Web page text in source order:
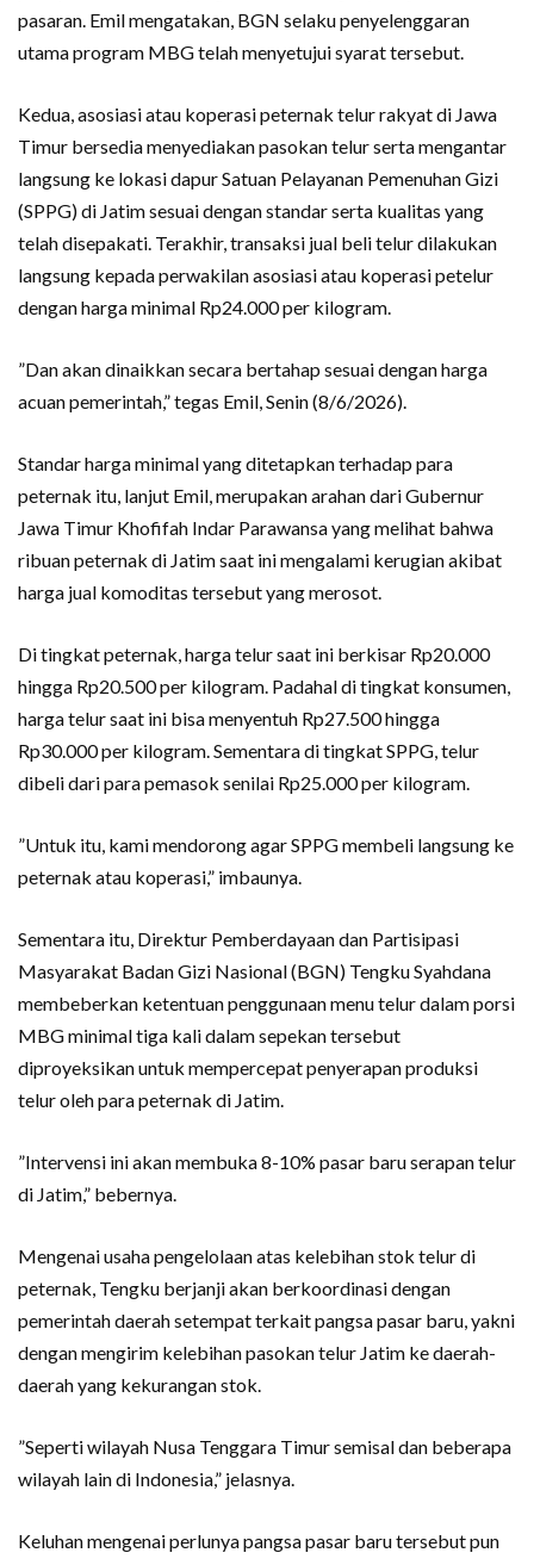
pasaran. Emil mengatakan, BGN selaku penyelenggaran
utama program MBG telah menyetujui syarat tersebut.
Kedua, asosiasi atau koperasi peternak telur rakyat di Jawa
Timur bersedia menyediakan pasokan telur serta mengantar
langsung ke lokasi dapur Satuan Pelayanan Pemenuhan Gizi
(SPPG) di Jatim sesuai dengan standar serta kualitas yang
telah disepakati. Terakhir, transaksi jual beli telur dilakukan
langsung kepada perwakilan asosiasi atau koperasi petelur
dengan harga minimal Rp24.000 per kilogram.
”Dan akan dinaikkan secara bertahap sesuai dengan harga
acuan pemerintah,” tegas Emil, Senin (8/6/2026).
Standar harga minimal yang ditetapkan terhadap para
peternak itu, lanjut Emil, merupakan arahan dari Gubernur
Jawa Timur Khofifah Indar Parawansa yang melihat bahwa
ribuan peternak di Jatim saat ini mengalami kerugian akibat
harga jual komoditas tersebut yang merosot.
Di tingkat peternak, harga telur saat ini berkisar Rp20.000
hingga Rp20.500 per kilogram. Padahal di tingkat konsumen,
harga telur saat ini bisa menyentuh Rp27.500 hingga
Rp30.000 per kilogram. Sementara di tingkat SPPG, telur
dibeli dari para pemasok senilai Rp25.000 per kilogram.
”Untuk itu, kami mendorong agar SPPG membeli langsung ke
peternak atau koperasi,” imbaunya.
Sementara itu, Direktur Pemberdayaan dan Partisipasi
Masyarakat Badan Gizi Nasional (BGN) Tengku Syahdana
membeberkan ketentuan penggunaan menu telur dalam porsi
MBG minimal tiga kali dalam sepekan tersebut
diproyeksikan untuk mempercepat penyerapan produksi
telur oleh para peternak di Jatim.
”Intervensi ini akan membuka 8-10% pasar baru serapan telur
di Jatim,” bebernya.
Mengenai usaha pengelolaan atas kelebihan stok telur di
peternak, Tengku berjanji akan berkoordinasi dengan
pemerintah daerah setempat terkait pangsa pasar baru, yakni
dengan mengirim kelebihan pasokan telur Jatim ke daerah-
daerah yang kekurangan stok.
”Seperti wilayah Nusa Tenggara Timur semisal dan beberapa
wilayah lain di Indonesia,” jelasnya.
Keluhan mengenai perlunya pangsa pasar baru tersebut pun